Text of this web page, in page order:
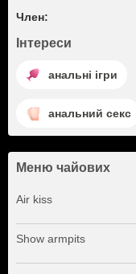
Член:
Інтереси
анальні ігри
анальний секс
Меню чайових
Air kiss
Show armpits